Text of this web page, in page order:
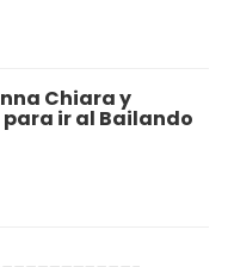
Chiara y
ir al Bailando